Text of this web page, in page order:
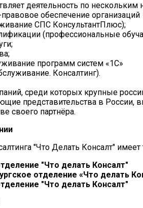
деятельность по нескольким
обеспечение организаций
СПС КонсультантПлюс);
(профессиональные
программ систем «1С»
Консалтинг).
среди которых крупные
представительства в России,
своего партнёра.
"Что Делать Консалт" имеет
"Что делать Консалт"
отделение «Что делать
"Что делать Консалт"